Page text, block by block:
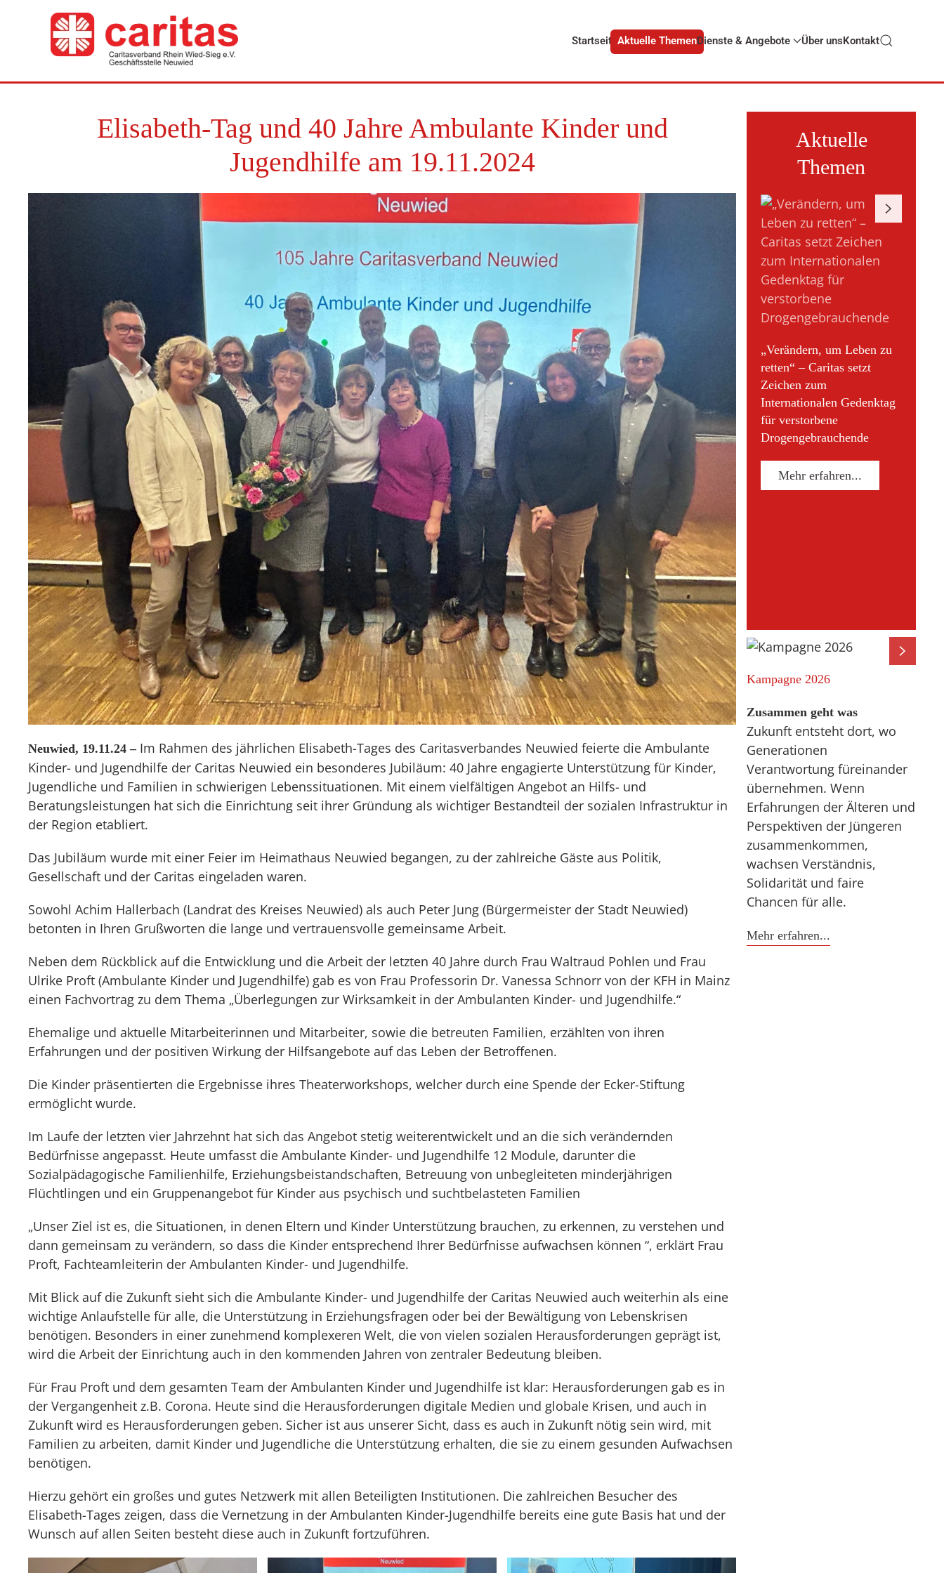
Zum Hauptinhalt springen Startseite Aktuelle ThemenDienste & Angebote Über unsKontakt
Elisabeth-Tag und 40 Jahre Ambulante Kinder und
Jugendhilfe am 19.11.2024
Neuwied, 19.11.24 – Im Rahmen des jährlichen Elisabeth-Tages des Caritasverbandes Neuwied feierte die Ambulante
Kinder- und Jugendhilfe der Caritas Neuwied ein besonderes Jubiläum: 40 Jahre engagierte Unterstützung für Kinder,
Jugendliche und Familien in schwierigen Lebenssituationen. Mit einem vielfältigen Angebot an Hilfs- und
Beratungsleistungen hat sich die Einrichtung seit ihrer Gründung als wichtiger Bestandteil der sozialen Infrastruktur in
der Region etabliert.
Das Jubiläum wurde mit einer Feier im Heimathaus Neuwied begangen, zu der zahlreiche Gäste aus Politik,
Gesellschaft und der Caritas eingeladen waren.
Sowohl Achim Hallerbach (Landrat des Kreises Neuwied) als auch Peter Jung (Bürgermeister der Stadt Neuwied)
betonten in Ihren Grußworten die lange und vertrauensvolle gemeinsame Arbeit.
Neben dem Rückblick auf die Entwicklung und die Arbeit der letzten 40 Jahre durch Frau Waltraud Pohlen und Frau
Ulrike Proft (Ambulante Kinder und Jugendhilfe) gab es von Frau Professorin Dr. Vanessa Schnorr von der KFH in Mainz
einen Fachvortrag zu dem Thema „Überlegungen zur Wirksamkeit in der Ambulanten Kinder- und Jugendhilfe.“
Ehemalige und aktuelle Mitarbeiterinnen und Mitarbeiter, sowie die betreuten Familien, erzählten von ihren
Erfahrungen und der positiven Wirkung der Hilfsangebote auf das Leben der Betroffenen.
Die Kinder präsentierten die Ergebnisse ihres Theaterworkshops, welcher durch eine Spende der Ecker-Stiftung
ermöglicht wurde.
Im Laufe der letzten vier Jahrzehnt hat sich das Angebot stetig weiterentwickelt und an die sich verändernden
Bedürfnisse angepasst. Heute umfasst die Ambulante Kinder- und Jugendhilfe 12 Module, darunter die
Sozialpädagogische Familienhilfe, Erziehungsbeistandschaften, Betreuung von unbegleiteten minderjährigen
Flüchtlingen und ein Gruppenangebot für Kinder aus psychisch und suchtbelasteten Familien
„Unser Ziel ist es, die Situationen, in denen Eltern und Kinder Unterstützung brauchen, zu erkennen, zu verstehen und
dann gemeinsam zu verändern, so dass die Kinder entsprechend Ihrer Bedürfnisse aufwachsen können “, erklärt Frau
Proft, Fachteamleiterin der Ambulanten Kinder- und Jugendhilfe.
Mit Blick auf die Zukunft sieht sich die Ambulante Kinder- und Jugendhilfe der Caritas Neuwied auch weiterhin als eine
wichtige Anlaufstelle für alle, die Unterstützung in Erziehungsfragen oder bei der Bewältigung von Lebenskrisen
benötigen. Besonders in einer zunehmend komplexeren Welt, die von vielen sozialen Herausforderungen geprägt ist,
wird die Arbeit der Einrichtung auch in den kommenden Jahren von zentraler Bedeutung bleiben.
Für Frau Proft und dem gesamten Team der Ambulanten Kinder und Jugendhilfe ist klar: Herausforderungen gab es in
der Vergangenheit z.B. Corona. Heute sind die Herausforderungen digitale Medien und globale Krisen, und auch in
Zukunft wird es Herausforderungen geben. Sicher ist aus unserer Sicht, dass es auch in Zukunft nötig sein wird, mit
Familien zu arbeiten, damit Kinder und Jugendliche die Unterstützung erhalten, die sie zu einem gesunden Aufwachsen
benötigen.
Hierzu gehört ein großes und gutes Netzwerk mit allen Beteiligten Institutionen. Die zahlreichen Besucher des
Elisabeth-Tages zeigen, dass die Vernetzung in der Ambulanten Kinder-Jugendhilfe bereits eine gute Basis hat und der
Wunsch auf allen Seiten besteht diese auch in Zukunft fortzuführen.
Aktuelle
Themen
„Verändern, um Leben zu
retten“ – Caritas setzt
Zeichen zum
Internationalen Gedenktag
für verstorbene
Drogengebrauchende
Mehr erfahren...
Kampagne 2026
Zusammen geht was
Zukunft entsteht dort, wo
Generationen
Verantwortung füreinander
übernehmen. Wenn
Erfahrungen der Älteren und
Perspektiven der Jüngeren
zusammenkommen,
wachsen Verständnis,
Solidarität und faire
Chancen für alle.
Mehr erfahren...